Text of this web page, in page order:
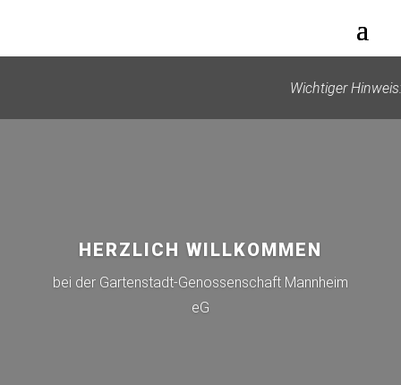
Wichtiger
HERZLICH WILLKOMMEN
bei der Gartenstadt-Genossenschaft Mannheim
eG